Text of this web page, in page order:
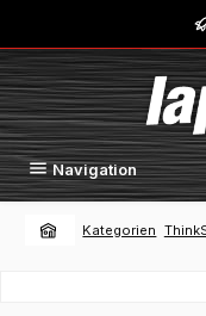
Zum Hauptinhalt springen
Navigation
Kategorien